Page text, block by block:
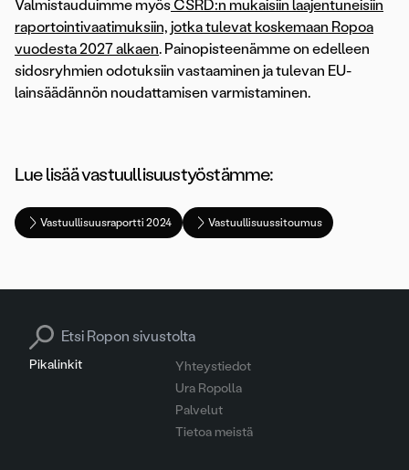
Valmistauduimme myös CSRD:n mukaisiin laajentuneisiin
raportointivaatimuksiin, jotka tulevat koskemaan Ropoa
vuodesta 2027 alkaen. Painopisteenämme on edelleen
sidosryhmien odotuksiin vastaaminen ja tulevan EU-
lainsäädännön noudattamisen varmistaminen.
Lue lisää vastuullisuustyöstämme:
Vastuullisuusraportti 2024 Vastuullisuussitoumus
Pikalinkit
Yhteystiedot
Ura Ropolla
Palvelut
Tietoa meistä
Search for: